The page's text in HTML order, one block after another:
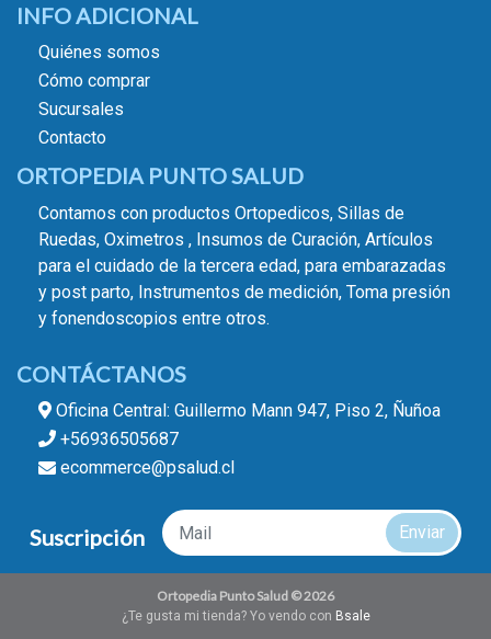
INFO ADICIONAL
Quiénes somos
Cómo comprar
Sucursales
Contacto
ORTOPEDIA PUNTO SALUD
Contamos con productos Ortopedicos, Sillas de
Ruedas, Oximetros , Insumos de Curación, Artículos
para el cuidado de la tercera edad, para embarazadas
y post parto, Instrumentos de medición, Toma presión
y fonendoscopios entre otros.
CONTÁCTANOS
Oficina Central: Guillermo Mann 947, Piso 2, Ñuñoa
+56936505687
ecommerce@psalud.cl
Suscripción Enviar
Ortopedia Punto Salud © 2026
¿Te gusta mi tienda? Yo vendo con Bsale